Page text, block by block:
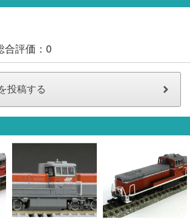
© 2026 Mid Japan, Inc.
合評価：0